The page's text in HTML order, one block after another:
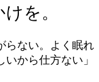
を。
らない。よく眠れ
から仕方ない」